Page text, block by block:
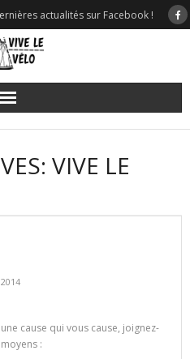
actualités sur Facebook !
VIVE LE
cause qui vous cause, joignez-
: